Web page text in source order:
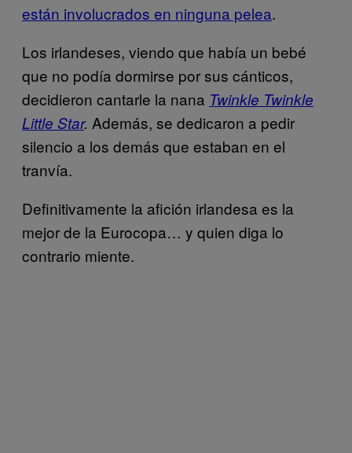
están involucrados en ninguna pelea.
Los irlandeses, viendo que había un bebé
que no podía dormirse por sus cánticos,
decidieron cantarle la nana Twinkle Twinkle
Little Star. Además, se dedicaron a pedir
silencio a los demás que estaban en el
tranvía.
Definitivamente la afición irlandesa es la
mejor de la Eurocopa… y quien diga lo
contrario miente.